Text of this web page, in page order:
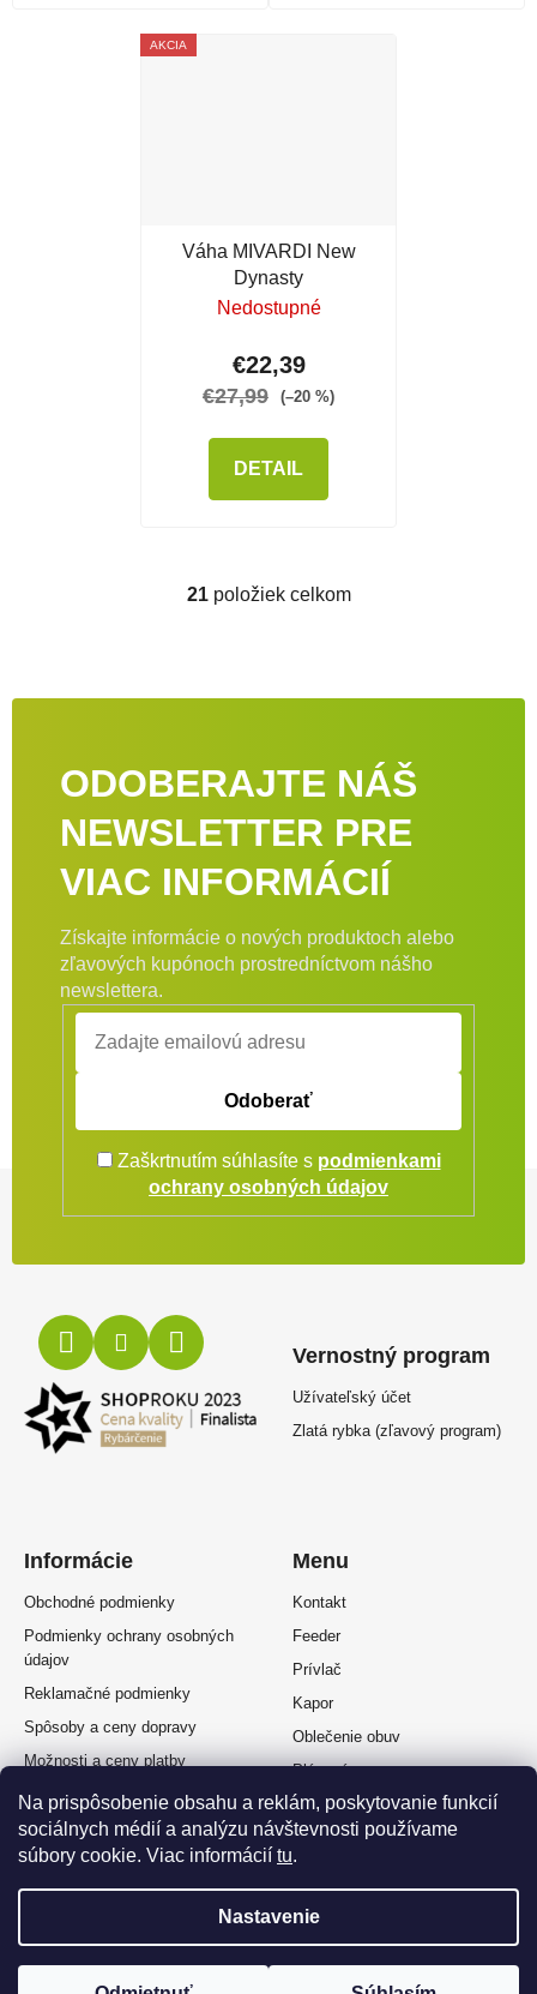
Na prispôsobenie obsahu a reklám, poskytovanie funkcií
sociálnych médií a analýzu návštevnosti používame
súbory cookie. Viac informácií tu.
Nastavenie
AKCIA
Váha MIVARDI New
Dynasty
Nedostupné
€22,39
€27,99 (–20 %)
DETAIL
Ovládacie prvky výpisu
21položiek celkom
ODOBERAJTE NÁŠ
NEWSLETTER PRE
VIAC INFORMÁCIÍ
Získajte informácie o nových produktoch alebo
zľavových kupónoch prostredníctvom nášho
newslettera.
Odoberať
Zaškrtnutím súhlasíte s podmienkami
ochrany osobných údajov
Informácie
Obchodné podmienky
Podmienky ochrany osobných
údajov
Reklamačné podmienky
Spôsoby a ceny dopravy
Možnosti a ceny platby
Splátkový predaj
Odstúpenie od zmluvy
Vernostný program
Užívateľský účet
Zlatá rybka (zľavový program)
Menu
Kontakt
Feeder
Prívlač
Kapor
Oblečenie obuv
Plávaná
Muškárina
Vytvoril Shoptet Premium a
Adatelier